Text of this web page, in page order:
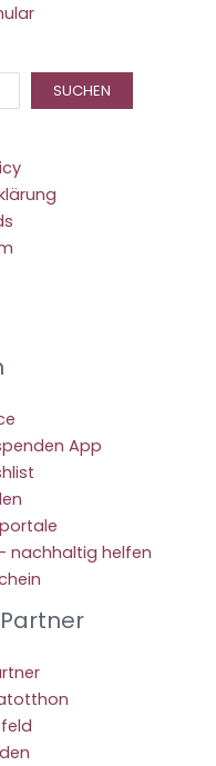
SUCHEN
App
nachhaltig helfen